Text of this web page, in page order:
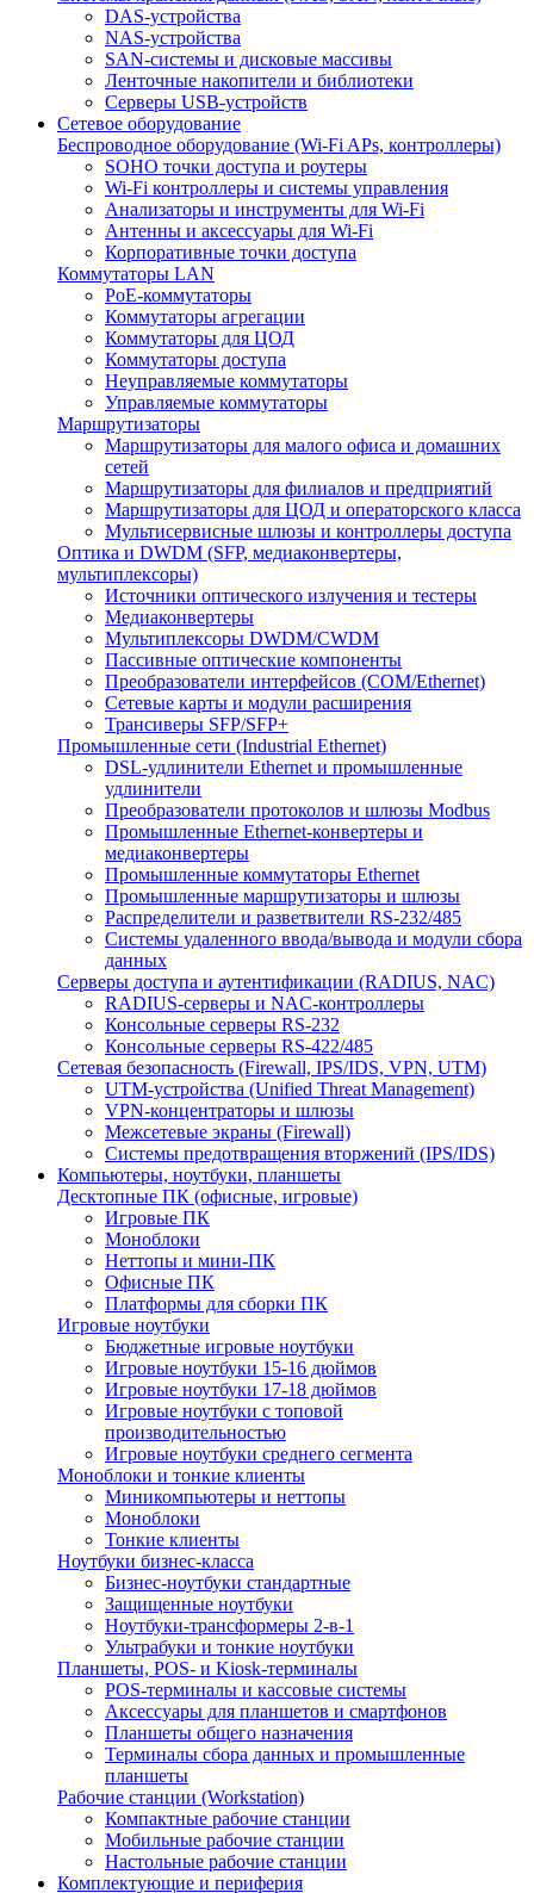
DAS-устройства
NAS-устройства
SAN-системы и дисковые массивы
Ленточные накопители и библиотеки
Серверы USB-устройств
Сетевое оборудование
Беспроводное оборудование (Wi-Fi APs, контроллеры)
SOHO точки доступа и роутеры
Wi-Fi контроллеры и системы управления
Анализаторы и инструменты для Wi-Fi
Антенны и аксессуары для Wi-Fi
Корпоративные точки доступа
Коммутаторы LAN
PoE-коммутаторы
Коммутаторы агрегации
Коммутаторы для ЦОД
Коммутаторы доступа
Неуправляемые коммутаторы
Управляемые коммутаторы
Маршрутизаторы
Маршрутизаторы для малого офиса и домашних
сетей
Маршрутизаторы для филиалов и предприятий
Маршрутизаторы для ЦОД и операторского класса
Мультисервисные шлюзы и контроллеры доступа
Оптика и DWDM (SFP, медиаконвертеры,
мультиплексоры)
Источники оптического излучения и тестеры
Медиаконвертеры
Мультиплексоры DWDM/CWDM
Пассивные оптические компоненты
Преобразователи интерфейсов (COM/Ethernet)
Сетевые карты и модули расширения
Трансиверы SFP/SFP+
Промышленные сети (Industrial Ethernet)
DSL-удлинители Ethernet и промышленные
удлинители
Преобразователи протоколов и шлюзы Modbus
Промышленные Ethernet-конвертеры и
медиаконвертеры
Промышленные коммутаторы Ethernet
Промышленные маршрутизаторы и шлюзы
Распределители и разветвители RS-232/485
Системы удаленного ввода/вывода и модули сбора
данных
Серверы доступа и аутентификации (RADIUS, NAC)
RADIUS-серверы и NAC-контроллеры
Консольные серверы RS-232
Консольные серверы RS-422/485
Сетевая безопасность (Firewall, IPS/IDS, VPN, UTM)
UTM-устройства (Unified Threat Management)
VPN-концентраторы и шлюзы
Межсетевые экраны (Firewall)
Системы предотвращения вторжений (IPS/IDS)
Компьютеры, ноутбуки, планшеты
Десктопные ПК (офисные, игровые)
Игровые ПК
Моноблоки
Неттопы и мини-ПК
Офисные ПК
Платформы для сборки ПК
Игровые ноутбуки
Бюджетные игровые ноутбуки
Игровые ноутбуки 15-16 дюймов
Игровые ноутбуки 17-18 дюймов
Игровые ноутбуки с топовой
производительностью
Игровые ноутбуки среднего сегмента
Моноблоки и тонкие клиенты
Миникомпьютеры и неттопы
Моноблоки
Тонкие клиенты
Ноутбуки бизнес-класса
Бизнес-ноутбуки стандартные
Защищенные ноутбуки
Ноутбуки-трансформеры 2-в-1
Ультрабуки и тонкие ноутбуки
Планшеты, POS- и Kiosk-терминалы
POS-терминалы и кассовые системы
Аксессуары для планшетов и смартфонов
Планшеты общего назначения
Терминалы сбора данных и промышленные
планшеты
Рабочие станции (Workstation)
Компактные рабочие станции
Мобильные рабочие станции
Настольные рабочие станции
Комплектующие и периферия